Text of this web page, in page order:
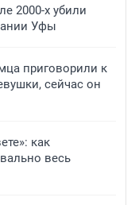
2000-х убили
Уфы
приговорили к
сейчас он
как
весь